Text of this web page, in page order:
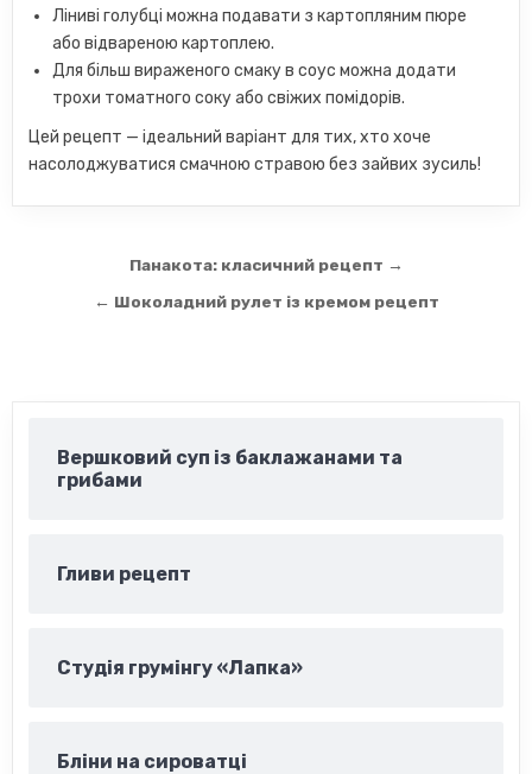
Ліниві голубці можна подавати з картопляним пюре
або відвареною картоплею.
Для більш вираженого смаку в соус можна додати
трохи томатного соку або свіжих помідорів.
Цей рецепт — ідеальний варіант для тих, хто хоче
насолоджуватися смачною стравою без зайвих зусиль!
Навігація
записів
Панакота: класичний рецепт →
← Шоколадний рулет із кремом рецепт
Вершковий суп із баклажанами та
грибами
Гливи рецепт
Студія грумінгу «Лапка»
Бліни на сироватці